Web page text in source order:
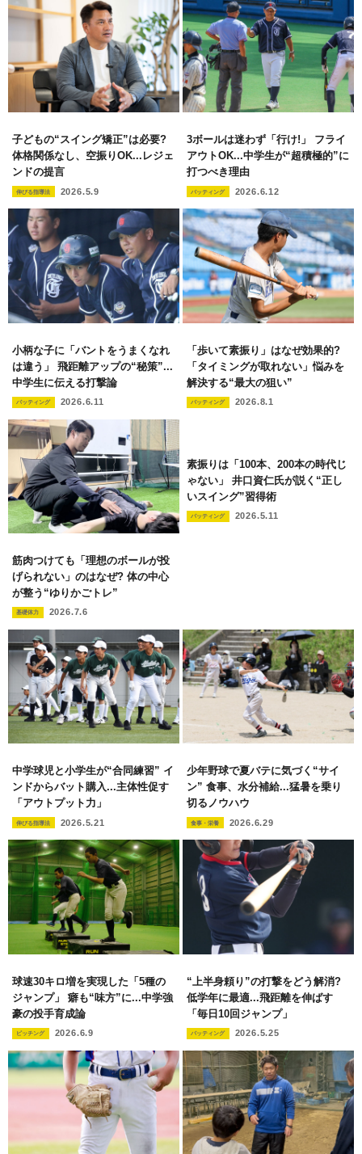
子どもの“スイング矯正”は必要?
体格関係なし、空振りOK...レジェ
ンドの提言
伸びる指導法 2026.5.9
3ボールは迷わず「行け!」 フライ
アウトOK...中学生が“超積極的”に
打つべき理由
バッティング 2026.6.12
小柄な子に「バントをうまくなれ
は違う」 飛距離アップの“秘策”...
中学生に伝える打撃論
バッティング 2026.6.11
「歩いて素振り」はなぜ効果的?
「タイミングが取れない」悩みを
解決する“最大の狙い”
バッティング 2026.8.1
筋肉つけても「理想のボールが投
げられない」のはなぜ? 体の中心
が整う“ゆりかごトレ”
基礎体力 2026.7.6
素振りは「100本、200本の時代じ
ゃない」 井口資仁氏が説く“正し
いスイング”習得術
バッティング 2026.5.11
中学球児と小学生が“合同練習” イ
ンドからバット購入...主体性促す
「アウトプット力」
伸びる指導法 2026.5.21
少年野球で夏バテに気づく“サイ
ン” 食事、水分補給...猛暑を乗り
切るノウハウ
食事・栄養 2026.6.29
球速30キロ増を実現した「5種の
ジャンプ」 癖も“味方”に...中学強
豪の投手育成論
ピッチング 2026.6.9
“上半身頼り”の打撃をどう解消?
低学年に最適...飛距離を伸ばす
「毎日10回ジャンプ」
バッティング 2026.5.25